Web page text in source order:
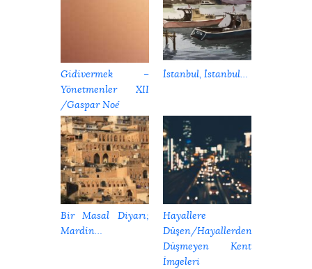
Gidivermek –
Yönetmenler XII
/Gaspar Noé
İstanbul, İstanbul…
Bir Masal Diyarı;
Mardin…
Hayallere
Düşen/Hayallerden
Düşmeyen Kent
İmgeleri